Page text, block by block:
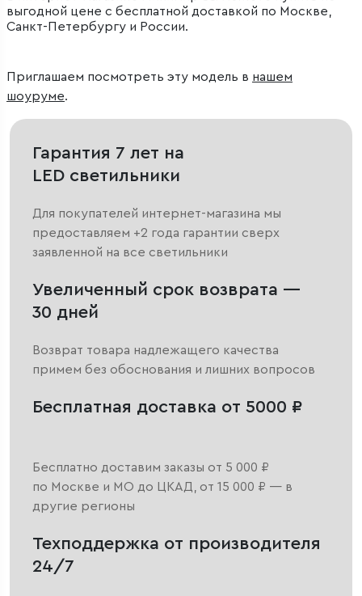
выгодной цене с бесплатной доставкой по Москве,
Санкт-Петербургу и России.
Приглашаем посмотреть эту модель в нашем
шоуруме.
Гарантия 7 лет на
LED светильники
Для покупателей интернет-магазина мы
предоставляем +2 года гарантии сверх
заявленной на все светильники
Увеличенный срок возврата —
30 дней
Возврат товара надлежащего качества
примем без обоснования и лишних вопросов
Бесплатная доставка от 5000 ₽
Бесплатно доставим заказы от 5 000 ₽
по Москве и МО до ЦКАД, от 15 000 ₽ — в
другие регионы
Техподдержка от производителя
24/7